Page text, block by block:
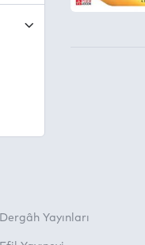
Dergâh Yayınları